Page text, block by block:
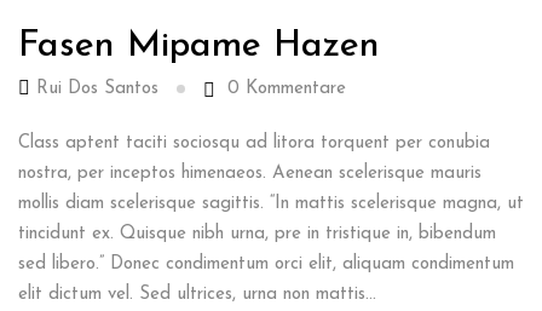
Fasen Mipame Hazen
Rui Dos Santos 0 Kommentare
Class aptent taciti sociosqu ad litora torquent per conubia
nostra, per inceptos himenaeos. Aenean scelerisque mauris
mollis diam scelerisque sagittis. “In mattis scelerisque magna, ut
tincidunt ex. Quisque nibh urna, pre in tristique in, bibendum
sed libero.” Donec condimentum orci elit, aliquam condimentum
elit dictum vel. Sed ultrices, urna non mattis...